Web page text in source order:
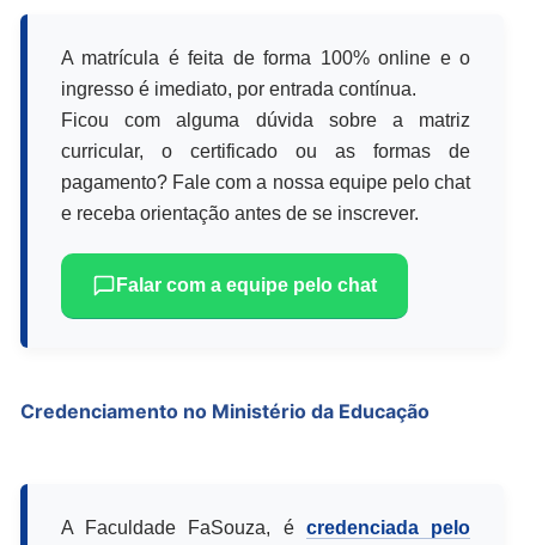
A matrícula é feita de forma 100% online e o
ingresso é imediato, por entrada contínua.
Ficou com alguma dúvida sobre a matriz
curricular, o certificado ou as formas de
pagamento? Fale com a nossa equipe pelo chat
e receba orientação antes de se inscrever.
Falar com a equipe pelo chat
Credenciamento no Ministério da Educação
A Faculdade FaSouza, é credenciada pelo